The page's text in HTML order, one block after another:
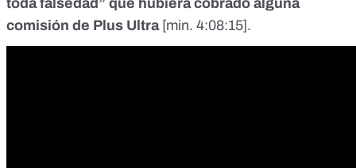
toda falsedad” que hubiera cobrado alguna
comisión de Plus Ultra[min. 4:08:15].